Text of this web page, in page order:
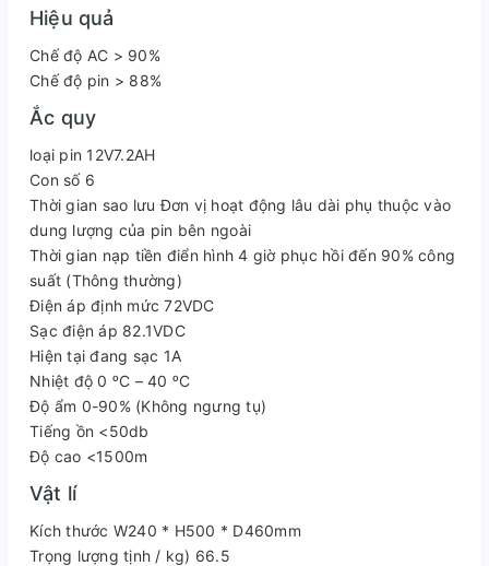
Hiệu quả
Chế độ AC > 90%
Chế độ pin > 88%
Ắc quy
loại pin 12V7.2AH
Con số 6
Thời gian sao lưu Đơn vị hoạt động lâu dài phụ thuộc vào
dung lượng của pin bên ngoài
Thời gian nạp tiền điển hình 4 giờ phục hồi đến 90% công
suất (Thông thường)
Điện áp định mức 72VDC
Sạc điện áp 82.1VDC
Hiện tại đang sạc 1A
Nhiệt độ 0 ᵒC – 40 ᵒC
Độ ẩm 0-90% (Không ngưng tụ)
Tiếng ồn <50db
Độ cao <1500m
Vật lí
Kích thước W240 * H500 * D460mm
Trọng lượng tịnh / kg) 66.5